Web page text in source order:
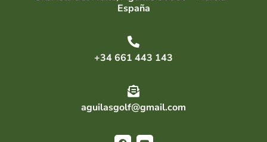
España
+34 661 443 143
aguilasgolf@gmail.com